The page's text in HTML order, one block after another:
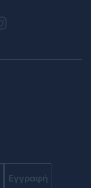
Εγγραφή